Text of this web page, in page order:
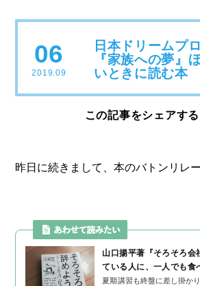
06
2019.09
日本ドリームプ
『家族への夢』
いときに読む本
昨日に続きまして、本のバトンリレ
山口揚平著『そろそろ会
ている人に、一人でも食
アしようじゃないか』き...
夏期講習も終盤に差し掛か